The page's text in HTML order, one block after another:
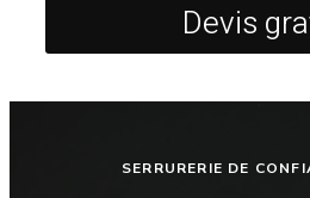
Devis
SERRURERIE DE